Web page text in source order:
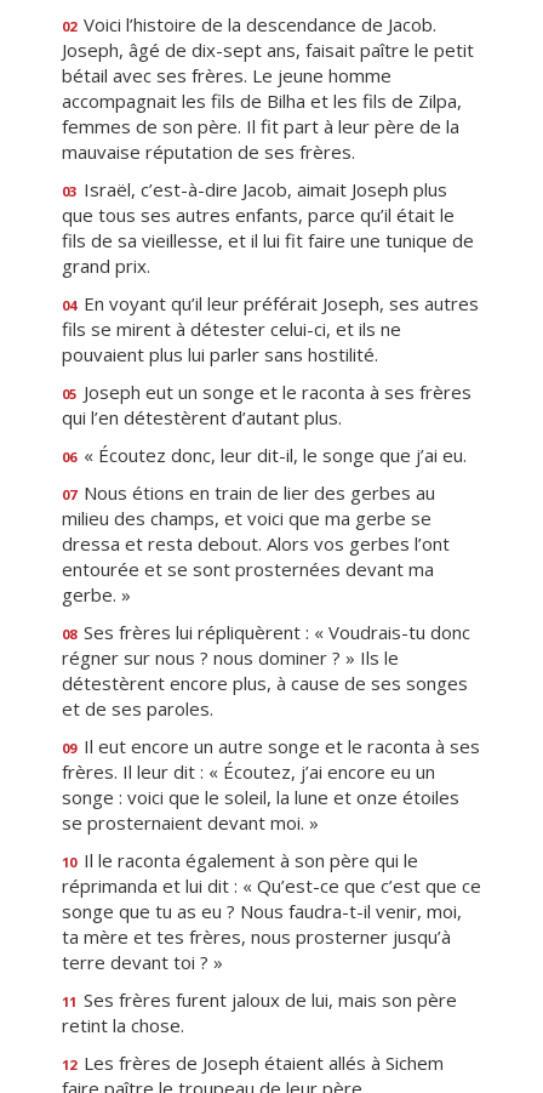
02 Voici l’histoire de la descendance de Jacob.
Joseph, âgé de dix-sept ans, faisait paître le petit
bétail avec ses frères. Le jeune homme
accompagnait les fils de Bilha et les fils de Zilpa,
femmes de son père. Il fit part à leur père de la
mauvaise réputation de ses frères.
03 Israël, c’est-à-dire Jacob, aimait Joseph plus
que tous ses autres enfants, parce qu’il était le
fils de sa vieillesse, et il lui fit faire une tunique de
grand prix.
04 En voyant qu’il leur préférait Joseph, ses autres
fils se mirent à détester celui-ci, et ils ne
pouvaient plus lui parler sans hostilité.
05 Joseph eut un songe et le raconta à ses frères
qui l’en détestèrent d’autant plus.
06 « Écoutez donc, leur dit-il, le songe que j’ai eu.
07 Nous étions en train de lier des gerbes au
milieu des champs, et voici que ma gerbe se
dressa et resta debout. Alors vos gerbes l’ont
entourée et se sont prosternées devant ma
gerbe. »
08 Ses frères lui répliquèrent : « Voudrais-tu donc
régner sur nous ? nous dominer ? » Ils le
détestèrent encore plus, à cause de ses songes
et de ses paroles.
09 Il eut encore un autre songe et le raconta à ses
frères. Il leur dit : « Écoutez, j’ai encore eu un
songe : voici que le soleil, la lune et onze étoiles
se prosternaient devant moi. »
10 Il le raconta également à son père qui le
réprimanda et lui dit : « Qu’est-ce que c’est que ce
songe que tu as eu ? Nous faudra-t-il venir, moi,
ta mère et tes frères, nous prosterner jusqu’à
terre devant toi ? »
11 Ses frères furent jaloux de lui, mais son père
retint la chose.
12 Les frères de Joseph étaient allés à Sichem
faire paître le troupeau de leur père.